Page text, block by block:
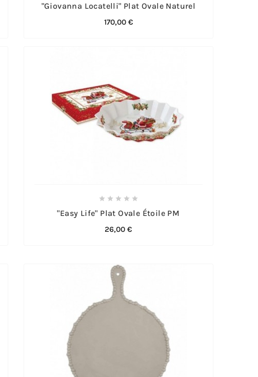
"Giovanna Locatelli" Plat Ovale Naturel
170,00 €
    
"Easy Life" Plat Ovale Étoile PM
26,00 €